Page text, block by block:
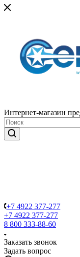
Интернет-магазин
+7 4922 377-277
+7 4922 377-277
8 800 333-88-60
Заказать звонок
Задать вопрос